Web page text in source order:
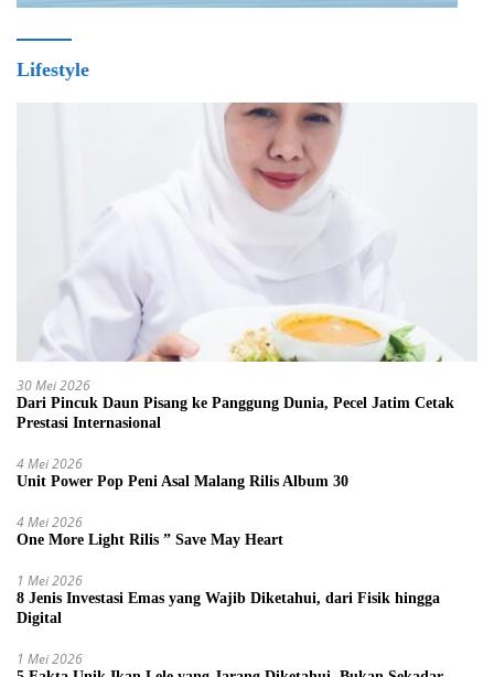
Lifestyle
30 Mei 2026
Dari Pincuk Daun Pisang ke Panggung Dunia, Pecel Jatim Cetak
Prestasi Internasional
4 Mei 2026
Unit Power Pop Peni Asal Malang Rilis Album 30
4 Mei 2026
One More Light Rilis ” Save May Heart
1 Mei 2026
8 Jenis Investasi Emas yang Wajib Diketahui, dari Fisik hingga
Digital
1 Mei 2026